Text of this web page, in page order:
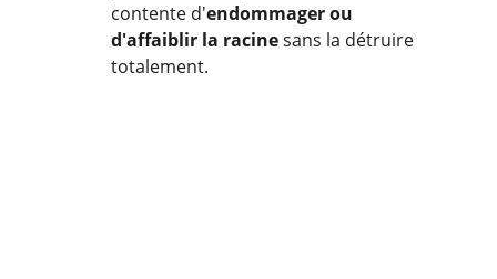
contente d'endommager ou
d'affaiblir la racine sans la détruire
totalement.